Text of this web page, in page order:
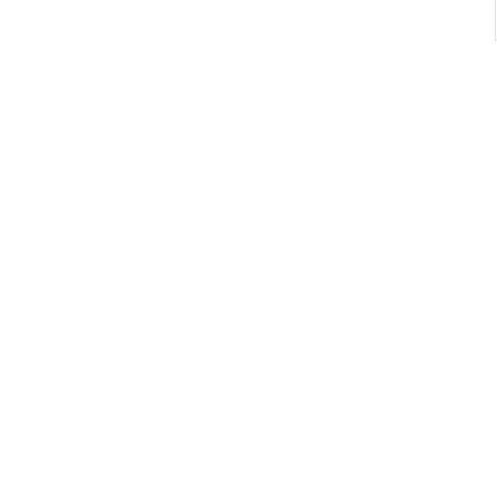
AI的“智能建议服务”自然替代
增“AI标签”，核心是与AI进行